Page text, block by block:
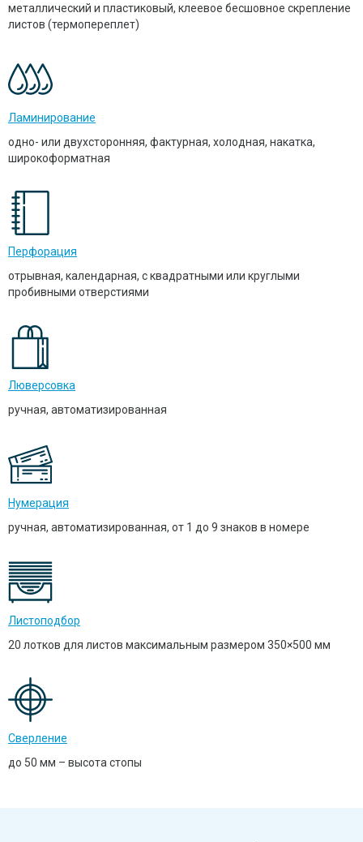
металлический и пластиковый, клеевое бесшовное скрепление
листов (термопереплет)
Ламинирование
одно- или двухсторонняя, фактурная, холодная, накатка,
широкоформатная
Перфорация
отрывная, календарная, с квадратными или круглыми
пробивными отверстиями
Люверсовка
ручная, автоматизированная
Нумерация
ручная, автоматизированная, от 1 до 9 знаков в номере
Листоподбор
20 лотков для листов максимальным размером 350×500 мм
Сверление
до 50 мм – высота стопы